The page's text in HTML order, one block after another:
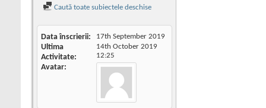
Caută toate subiectele deschise
Data înscrierii 17th September 2019
Ultima
Activitate
14th October 2019
12:25
Avatar